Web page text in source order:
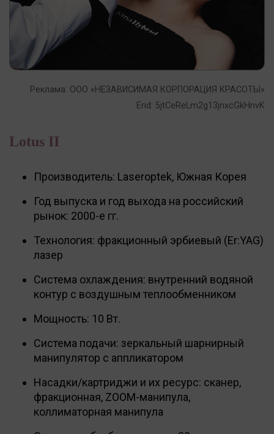
Реклама: ООО «НЕЗАВИСИМАЯ КОРПОРАЦИЯ КРАСОТЫ»
Erid: 5jtCeReLm2g13jnxcGkHnvK
Lotus II
Производитель: Laseroptek, Южная Корея
Год выпуска и год выхода на российский
рынок: 2000-е гг.
Технология: фракционный эрбиевый (Er:YAG)
лазер
Система охлаждения: внутренний водяной
контур с воздушным теплообменником
Мощность: 10 Вт.
Система подачи: зеркальный шарнирный
манипулятор с аппликатором
Насадки/картриджи и их ресурс: сканер,
фракционная, ZOOM-манипула,
коллиматорная манипула